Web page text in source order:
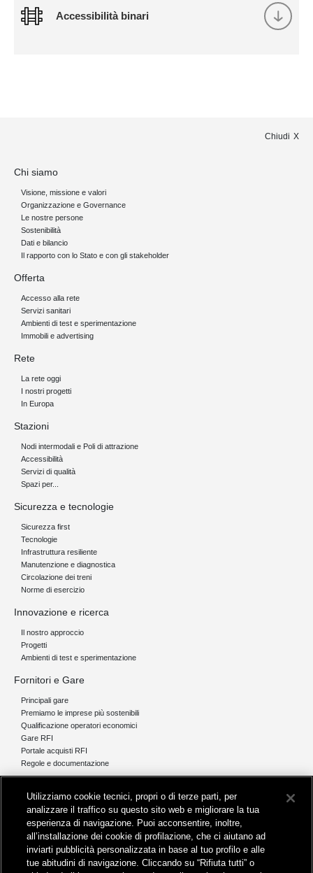
Accessibilità binari
Chiudi
Chi siamo
Visione, missione e valori
Organizzazione e Governance
Le nostre persone
Sostenibilità
Dati e bilancio
Il rapporto con lo Stato e con gli stakeholder
Offerta
Accesso alla rete
Servizi sanitari
Ambienti di test e sperimentazione
Immobili e advertising
Rete
La rete oggi
I nostri progetti
In Europa
Stazioni
Nodi intermodali e Poli di attrazione
Accessibilità
Servizi di qualità
Spazi per...
Sicurezza e tecnologie
Sicurezza first
Tecnologie
Infrastruttura resiliente
Manutenzione e diagnostica
Circolazione dei treni
Norme di esercizio
Innovazione e ricerca
Il nostro approccio
Progetti
Ambienti di test e sperimentazione
Fornitori e Gare
Principali gare
Premiamo le imprese più sostenibili
Qualificazione operatori economici
Gare RFI
Portale acquisti RFI
Regole e documentazione
Comunicati stampa e news
Novità on line
Infomobilità
Feed - RSS
Utilizziamo cookie tecnici, propri o di terze parti, per
analizzare il traffico su questo sito web e migliorare la tua
esperienza di navigazione. Puoi acconsentire, inoltre,
all’installazione dei cookie di profilazione, che ci aiutano ad
inviarti pubblicità personalizzata in base al tuo profilo e alle
tue abitudini di navigazione. Cliccando su “Rifiuta tutti” o